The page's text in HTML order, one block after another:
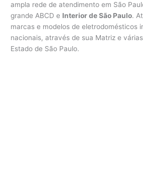
ampla rede de atendimento em São
grande ABCD e Interior de São Paulo.
marcas e modelos de eletrodomésticos
nacionais, através de sua Matriz e
Estado de São Paulo.